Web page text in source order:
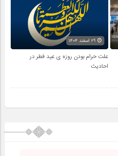
علت حرام بودن روزه ی عید فطر در
احادیث